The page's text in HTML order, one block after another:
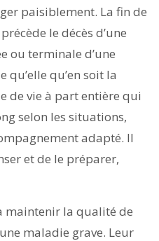
paisiblement. La fin de
le décès d’une
ou terminale d’une
qu’en soit la
de vie à part entière qui
selon les situations,
adapté. Il
et de le préparer,
maintenir la qualité de
maladie grave. Leur